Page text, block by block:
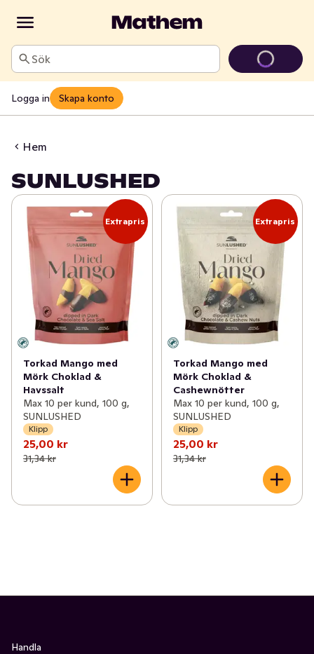
Sök
Logga in Skapa konto
Hem
SUNLUSHED
Extrapris
Torkad Mango med
Mörk Choklad &
Havssalt
Max 10 per kund, 100 g,
SUNLUSHED
Klipp
25,00 kr
31,34 kr
Extrapris
Torkad Mango med
Mörk Choklad &
Cashewnötter
Max 10 per kund, 100 g,
SUNLUSHED
Klipp
25,00 kr
31,34 kr
Handla